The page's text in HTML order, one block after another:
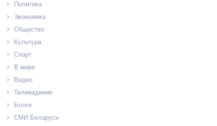
Политика
Экономика
Общество
Культура
Спорт
В мире
Видео
Телевидение
Блоги
СМИ Беларуси